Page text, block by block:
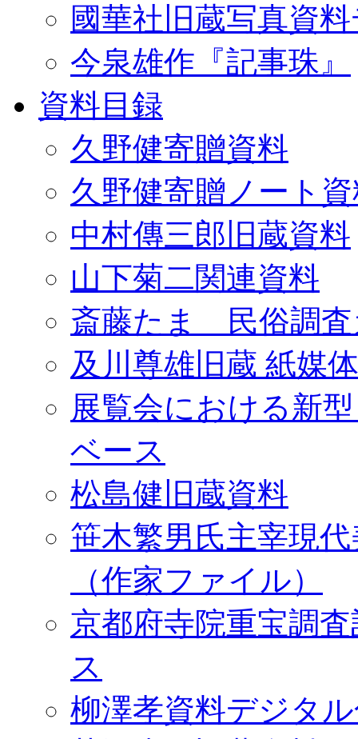
國華社旧蔵写真資
今泉雄作『記事珠』
資料目録
久野健寄贈資料
久野健寄贈ノート
中村傳三郎旧蔵資料
山下菊二関連資料
斎藤たま 民俗調査
及川尊雄旧蔵 紙媒
展覧会における新
ベース
松島健旧蔵資料
笹木繁男氏主宰現
（作家ファイル）
京都府寺院重宝調
ス
柳澤孝資料デジタ